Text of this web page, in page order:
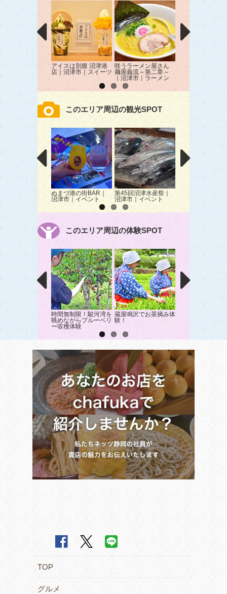
アイスは別腹 沼津港
店｜沼津市｜スイーツ
咲うラーメン屋さん
麺屋義流～第二章～
｜沼津市｜ラーメン
海人｜沼津市｜
このエリア周辺の観光SPOT
ぬまづ港の街BAR｜
沼津市｜イベント
第45回沼津水産祭｜
沼津市｜イベント
ふわふわ｜沼津
物ふれあい
このエリア周辺の体験SPOT
時間無制限！駿河湾を
眺めながらブルーベリ
ー収穫体験
蔵屋鳴沢でお茶摘み体
験！
戸田梅林公園で
体験！｜沼津市
狩り
TOP
グルメ